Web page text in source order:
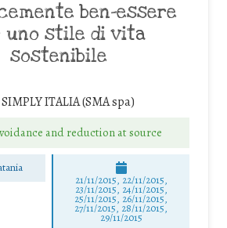
ben-essere
uno stile di vita
sostenibile
SIMPLY ITALIA (SMA spa)
and reduction at source
21/11/2015, 22/11/2015,
23/11/2015, 24/11/2015,
25/11/2015, 26/11/2015,
27/11/2015, 28/11/2015,
29/11/2015